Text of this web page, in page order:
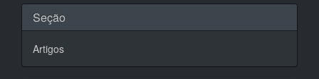
Seção
Artigos